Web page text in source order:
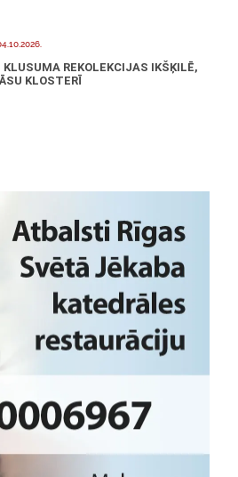
KLUSUMA REKOLEKCIJAS IKŠĶILĒ,
KLOSTERĪ